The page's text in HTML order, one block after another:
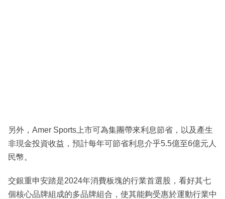
另外，Amer Sports上市可為集團帶來利息節省，以及產生
非現金投資收益，預計每年可節省利息介乎5.5億至6億元人
民幣。
交銀重申安踏是2024年消費板塊的行業首選股，看好其七
個核心品牌組成的多品牌組合，使其能夠受惠於運動行業中